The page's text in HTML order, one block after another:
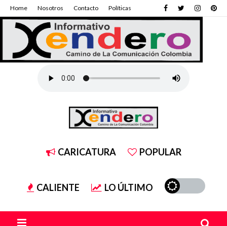
Home Nosotros Contacto Políticas
CARICATURA POPULAR
CALIENTE LO ÚLTIMO